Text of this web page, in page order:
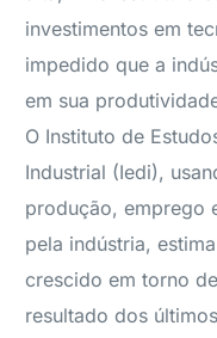
investimentos em
impedido que a
em sua
O Instituto de
Industrial (Iedi),
produção, emprego
pela indústria,
crescido em torno
resultado dos